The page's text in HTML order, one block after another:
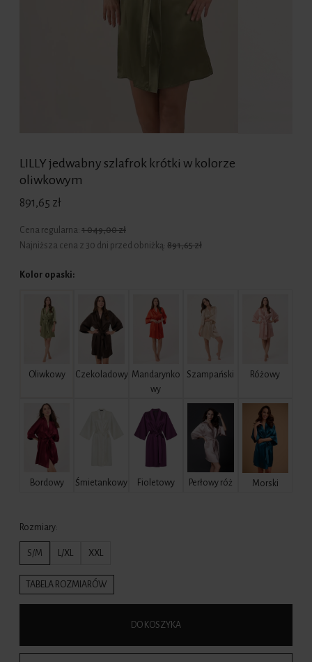
LILLY jedwabny szlafrok krótki w kolorze
oliwkowym
891,65 zł
Cena regularna: 1 049,00 zł
Najniższa cena z 30 dni przed obniżką: 891,65 zł
Kolor opaski:
Oliwkowy Czekoladowy Mandarynko
wy
Szampański Różowy
Bordowy Śmietankowy Fioletowy Perłowy róż Morski
Rozmiary:
S/M L/XL XXL
TABELA ROZMIARÓW
DO KOSZYKA